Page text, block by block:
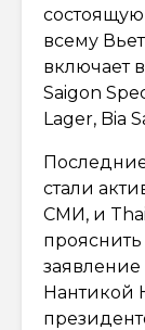
всему
включает
Saigon
Lager, Bia
стали
СМИ, и
Нантикой